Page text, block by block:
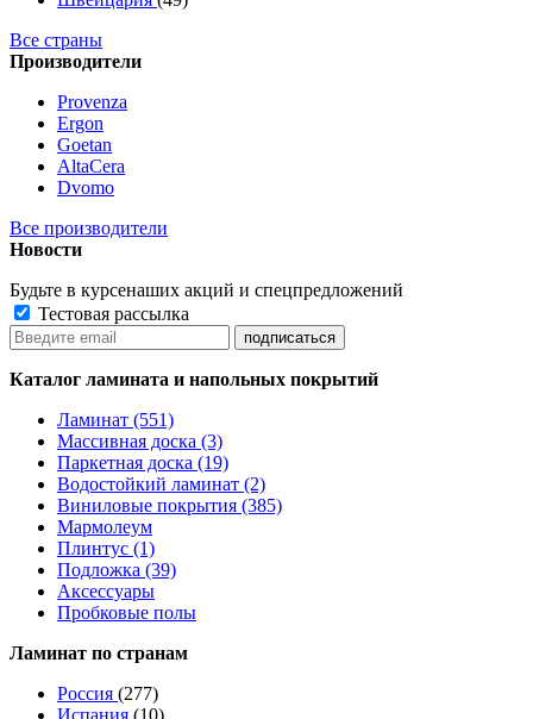
Все страны
Производители
Provenza
Ergon
Goetan
AltaСera
Dvomo
Все производители
Новости
Будьте в курсенаших акций и спецпредложений
Тестовая рассылка
Каталог ламината и напольных покрытий
Ламинат (551)
Массивная доска (3)
Паркетная доска (19)
Водостойкий ламинат (2)
Виниловые покрытия (385)
Мармолеум
Плинтус (1)
Подложка (39)
Аксессуары
Пробковые полы
Ламинат по странам
Россия (277)
Испания (10)